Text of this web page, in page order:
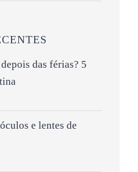
das férias? 5
e lentes de